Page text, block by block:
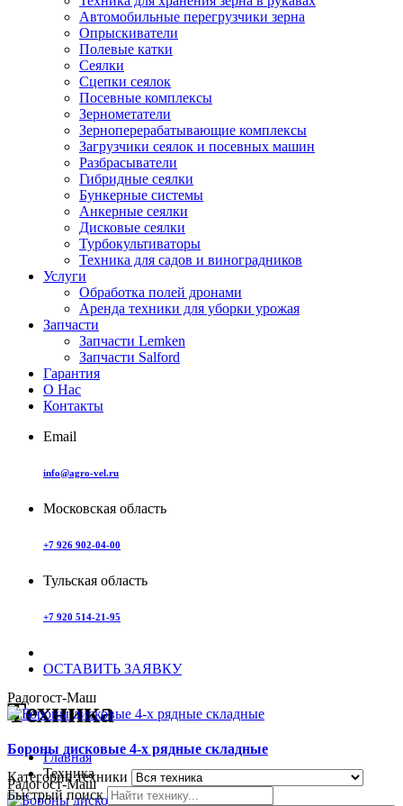
Автомобильные перегрузчики зерна
Опрыскиватели
Полевые катки
Сеялки
Сцепки сеялок
Посевные комплексы
Зернометатели
Зерноперерабатывающие комплексы
Загрузчики сеялок и посевных машин
Разбрасыватели
Гибридные сеялки
Бункерные системы
Анкерные сеялки
Дисковые сеялки
Турбокультиваторы
Техника для садов и виноградников
Услуги
Обработка полей дронами
Аренда техники для уборки урожая
Запчасти
Запчасти Lemken
Запчасти Salford
Гарантия
О Нас
Контакты
Email
info@agro-vel.ru
Московская область
+7 926 902-04-00
Тульская область
+7 920 514-21-95
ОСТАВИТЬ ЗАЯВКУ
Техника
Главная
Техника
Категории техники
Быстрый поиск
Радогост-Маш
Бороны дисковые 4-х рядные складные
Радогост-Маш